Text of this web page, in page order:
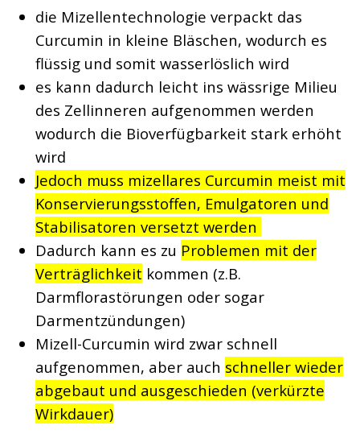
die Mizellentechnologie verpackt das
Curcumin in kleine Bläschen, wodurch es
flüssig und somit wasserlöslich wird
es kann dadurch leicht ins wässrige Milieu
des Zellinneren aufgenommen werden
wodurch die Bioverfügbarkeit stark erhöht
wird
Jedoch muss mizellares Curcumin meist mit
Konservierungsstoffen, Emulgatoren und
Stabilisatoren versetzt werden
Dadurch kann es zu Problemen mit der
Verträglichkeit kommen (z.B.
Darmflorastörungen oder sogar
Darmentzündungen)
Mizell-Curcumin wird zwar schnell
aufgenommen, aber auch schneller wieder
abgebaut und ausgeschieden (verkürzte
Wirkdauer)